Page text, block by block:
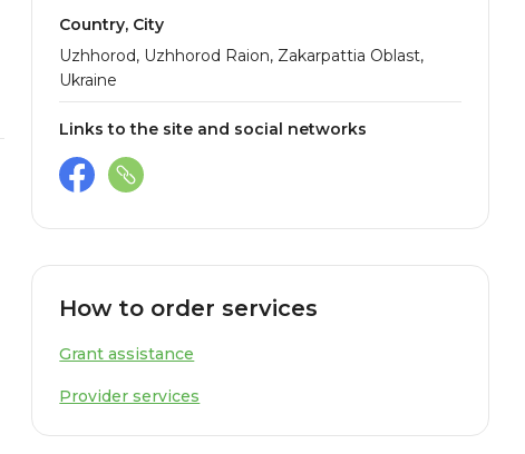
Country, City
Uzhhorod, Uzhhorod Raion, Zakarpattia Oblast,
Ukraine
Links to the site and social networks
How to order services
Grant assistance
Provider services